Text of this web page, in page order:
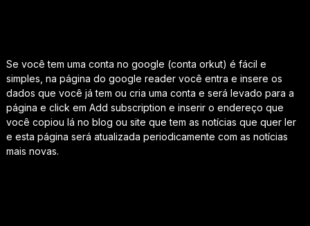
Se você tem uma conta no google (conta orkut) é fácil e
simples, na página do google reader você entra e insere os
dados que você já tem ou cria uma conta e será levado para a
página e click em Add subscription e inserir o endereço que
você copiou lá no blog ou site que tem as notícias que quer ler
e esta página será atualizada periodicamente com as notícias
mais novas.